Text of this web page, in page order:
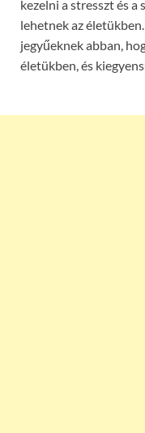
kezelni a stresszt és
lehetnek az
jegyűeknek abban,
életükben, és